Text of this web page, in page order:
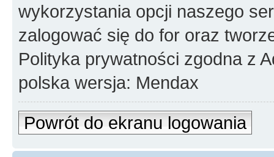
wykorzystania opcji naszego
zalogować się do for oraz
Polityka prywatności zgodna z
polska wersja: Mendax
Powrót do ekranu logowania